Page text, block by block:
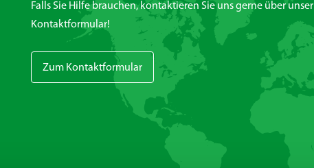
Falls Sie Hilfe brauchen, kontaktieren Sie uns gerne über unser
Kontaktformular!
Zum Kontaktformular